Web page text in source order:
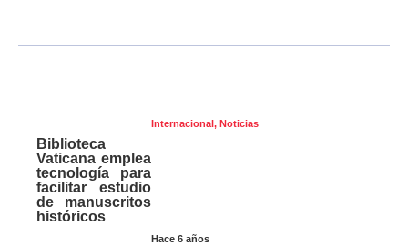
Internacional , Noticias
Hace 6 años
Biblioteca
Vaticana emplea
tecnología para
facilitar estudio
de manuscritos
históricos